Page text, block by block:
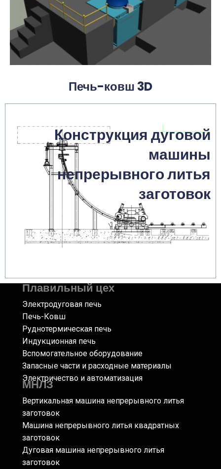
Печь-ковш 3D
Конструкция дуговой
машины
непрерывного литья
заготовок
Плавильный цех
Электродуговая печь
Печь-Ковш
Руднотермическая печь
Индукционная печь
Вспомогательное оборудование
Запасные части и расходные материалы
Электричество и автоматизация
МНЛЗ
Вертикальная машина непрерывного литья
заготовок
Машина непрерывного литья квадратных
заготовок
Дуговая машина непрерывного литья
заготовок